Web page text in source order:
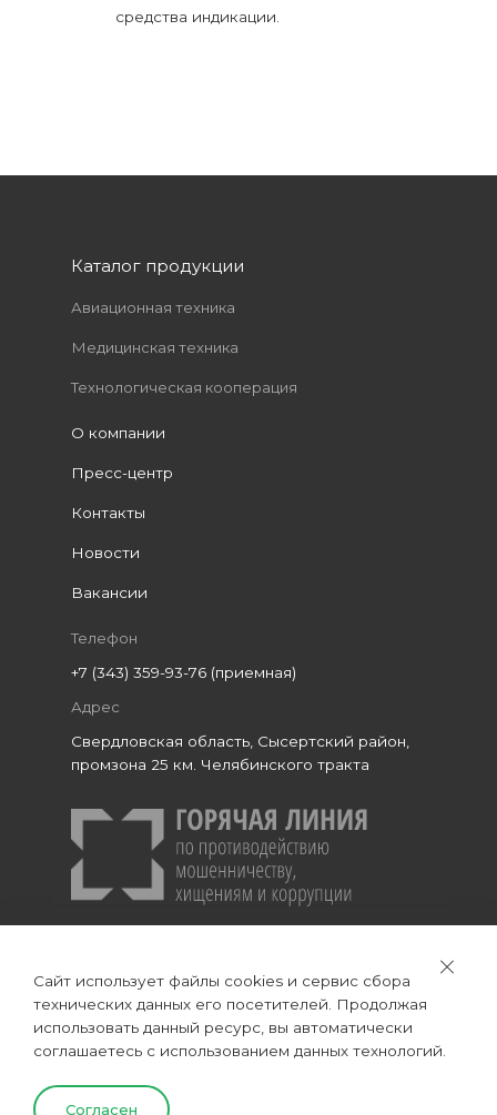
средства индикации.
Каталог продукции
Авиационная техника
Медицинская техника
Технологическая кооперация
О компании
Пресс-центр
Контакты
Новости
Вакансии
Телефон
+7 (343) 359-93-76 (приемная)
Адрес
Свердловская область, Сысертский район,
промзона 25 км. Челябинского тракта
Все права защищены © 2026 АО "УПЗ"
Сайт использует файлы cookies и сервис сбора
технических данных его посетителей. Продолжая
использовать данный ресурс, вы автоматически
соглашаетесь с использованием данных технологий.
Согласен